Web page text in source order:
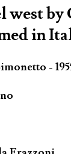
west by
in
-